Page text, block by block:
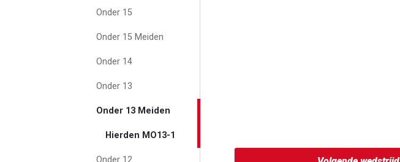
Onder 15
Onder 15 Meiden
Onder 14
Onder 13
Onder 13 Meiden
Hierden MO13-1
Onder 12